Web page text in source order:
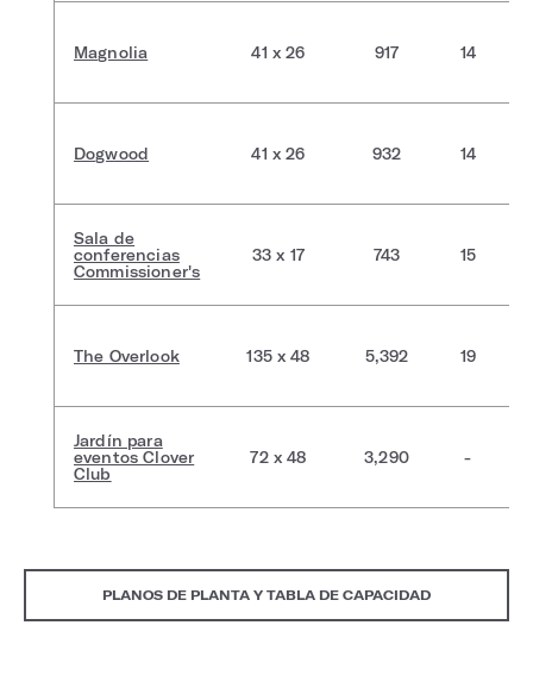
Magnolia 41 x 26 917 14
Dogwood 41 x 26 932 14
Sala de
conferencias
Commissioner's
33 x 17 743 15
The Overlook 135 x 48 5,392 19
Jardín para
eventos Clover
Club
72 x 48 3,290 -
PLANOS DE PLANTA Y TABLA DE CAPACIDAD